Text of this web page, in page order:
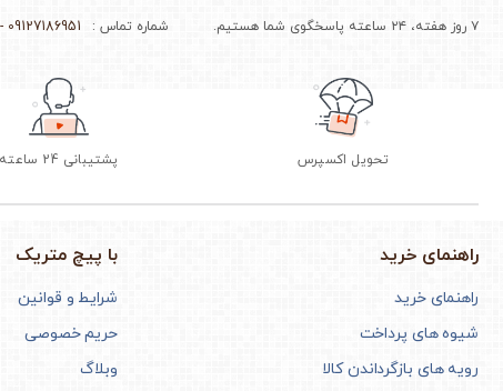
۷ روز هفته، ۲۴ ساعته پاسخگوی شما هستیم. شماره تماس : 09127186951 - 02166964510
تحویل اکسپرس پشتیبانی 24 ساعته
راهنمای خرید
راهنمای خرید
شیوه های پرداخت
رویه های بازگرداندن کالا
با پیچ متریک
شرایط و قوانین
حریم خصوصی
وبلاگ